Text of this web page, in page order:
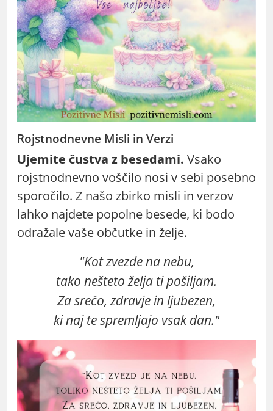
Rojstnodnevne Misli in Verzi
Ujemite čustva z besedami. Vsako
rojstnodnevno voščilo nosi v sebi posebno
sporočilo. Z našo zbirko misli in verzov
lahko najdete popolne besede, ki bodo
odražale vaše občutke in želje.
"Kot zvezde na nebu,
tako nešteto želja ti pošiljam.
Za srečo, zdravje in ljubezen,
ki naj te spremljajo vsak dan."